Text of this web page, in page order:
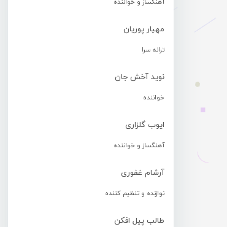
آهنگساز و خواننده
مهیار پوریان
ترانه سرا
نوید آخش جان
خواننده
ایوب گلزاری
آهنگساز و خواننده
آرشام غفوری
نوازنده و تنظیم کننده
طالب پیل افکن